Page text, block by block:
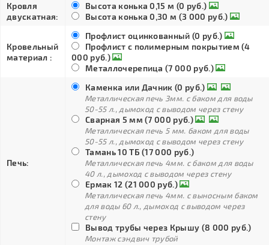
Кровля
двускатная:
Высота конька 0,15 м (0 руб.)
Высота конька 0,30 м (3 000 руб.)
Кровельный
материал :
Профлист оцинкованный (0 руб.)
Профлист с полимерным покрытием (4
000 руб.)
Металлочерепица (7 000 руб.)
Печь:
Каменка или Дачник (0 руб.)
Металлическая печь 3мм. с баком для воды
50-55 л., дымоход с выводом через стену
Сварная 5 мм (7 000 руб.)
Металлическая печь 5 мм. баком для воды
50-55 л., дымоход с выводом через стену
Тамань 10 ТБ (17 000 руб.)
Металлическая печь 4мм. с баком для воды
40 л., дымоход с выводом через стену
Ермак 12 (21 000 руб.)
Металлическая печь 4мм. с выносным баком
для воды 60 л., дымоход с выводом через
стену
Вывод трубы через Крышу (8 000 руб.)
Монтаж сэндвич трубой